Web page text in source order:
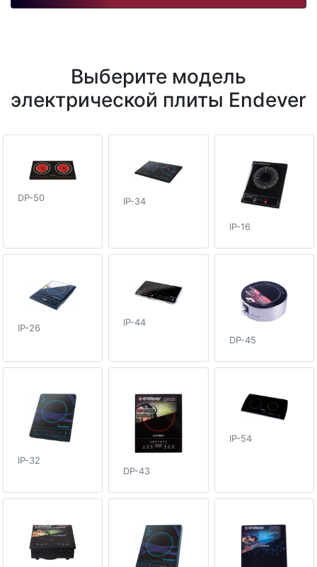
Выберите модель
электрической плиты Endever
DP-50 IP-34
IP-16
IP-26
IP-44
DP-45
IP-32
DP-43
IP-54